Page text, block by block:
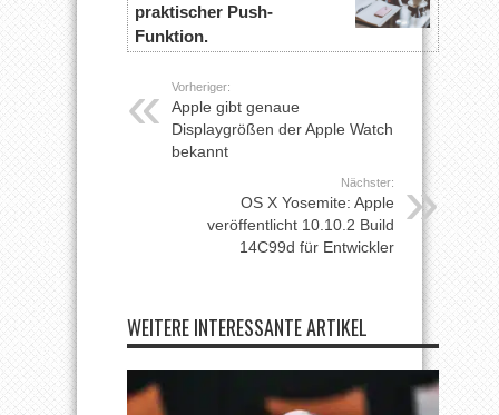
praktischer Push-
Funktion.
Vorheriger:
Apple gibt genaue
Displaygrößen der Apple Watch
bekannt
Nächster:
OS X Yosemite: Apple
veröffentlicht 10.10.2 Build
14C99d für Entwickler
WEITERE INTERESSANTE ARTIKEL